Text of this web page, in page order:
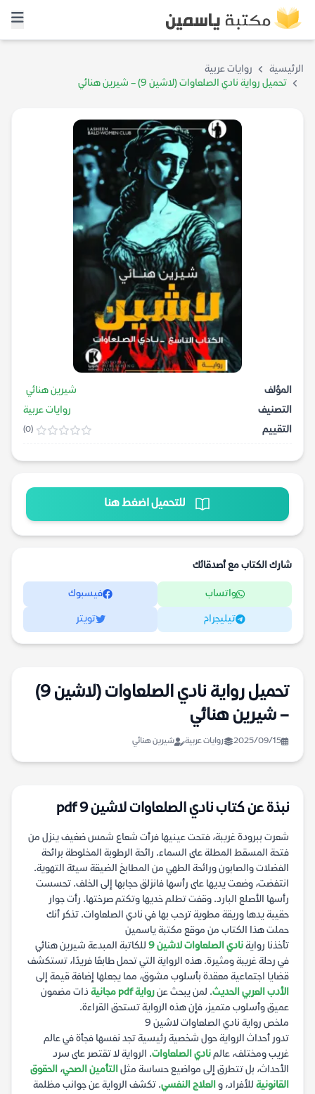
الرئيسية
روايات عربية
تحميل رواية نادي الصلعاوات (لاشين 9) – شيرين هنائي
المؤلف
شيرين هنائي
التصنيف
روايات عربية
التقييم
(0)
للتحميل اضغط هنا
شارك الكتاب مع أصدقائك
واتساب فيسبوك
تيليجرام تويتر
تحميل رواية نادي الصلعاوات (لاشين 9)
– شيرين هنائي
2025/09/15 روايات عربية شيرين هنائي
نبذة عن كتاب نادي الصلعاوات لاشين 9 pdf
شعرت ببرودة غريبة، فتحت عينيها فرأت شعاع شمس ضغيف ينزل من
فتحة المسقط المطلة على السماء. رائحة الرطوبة المخلوطة برائحة
الفضلات والصابون ورائحة الطهي من المطابخ الضيقة سيئة التهوية.
انتفضت، وضعت يديها على رأسها فانزلق حجابها إلى الخلف. تحسست
رأسها الأصلع البارد. وقفت تطلم خديها وتكتم صرختها. رأت جوار
حقيبة يدها وريقة مطوية ترحب بها في نادي الصلعاوات. تذكر أنك
حملت هذا الكتاب من موقع مكتبة ياسمين
تأخذنا روايةنادي الصلعاوات لاشين 9
للكاتبة المبدعة شيرين هنائي
في رحلة غريبة ومثيرة. هذه الرواية التي تحمل طابعًا فريدًا، تستكشف
قضايا اجتماعية معقدة بأسلوب مشوق، مما يجعلها إضافة قيمة إلى
الأدب العربي الحديث. لمن يبحث عنرواية pdf مجانية
ذات مضمون
عميق وأسلوب متميز، فإن هذه الرواية تستحق القراءة.
ملخص رواية نادي الصلعاوات لاشين 9
تدور أحداث الرواية حول شخصية رئيسية تجد نفسها فجأة في عالم
غريب ومختلف، عالمنادي الصلعاوات. الرواية لا تقتصر على سرد
الأحداث، بل تتطرق إلى مواضيع حساسة مثلالتأمين الصحي، الحقوق
القانونية للأفراد، والعلاج النفسي. تكشف الرواية عن جوانب مظلمة